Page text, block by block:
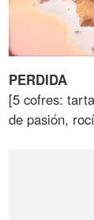
PERDIDA
[5 cofres:
de pasión,